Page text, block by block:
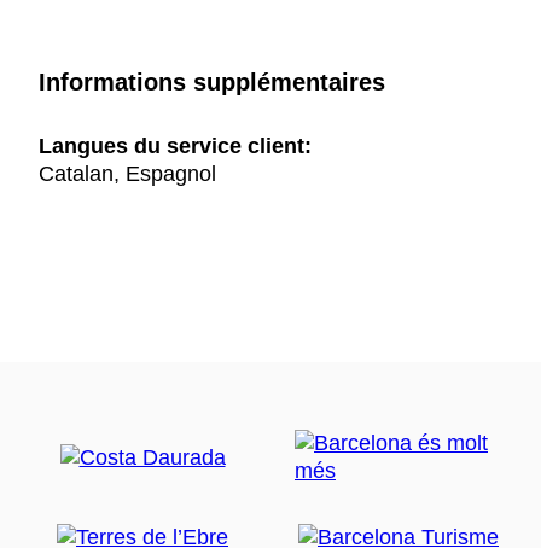
Informations supplémentaires
Langues du service client:
Catalan, Espagnol